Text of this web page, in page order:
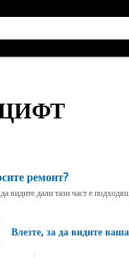
ремонт?
видите дали тази част е
Влезте, за да видите